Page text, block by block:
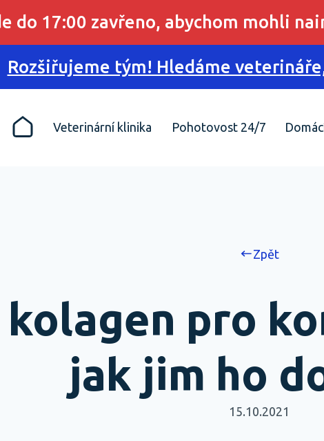
do 17:00 zavřeno, abychom mohli
Rozšiřujeme tým! Hledáme
Veterinární klinika Pohotovost 24/7
Zpět
kolagen pro
jak jim ho
15.10.2021